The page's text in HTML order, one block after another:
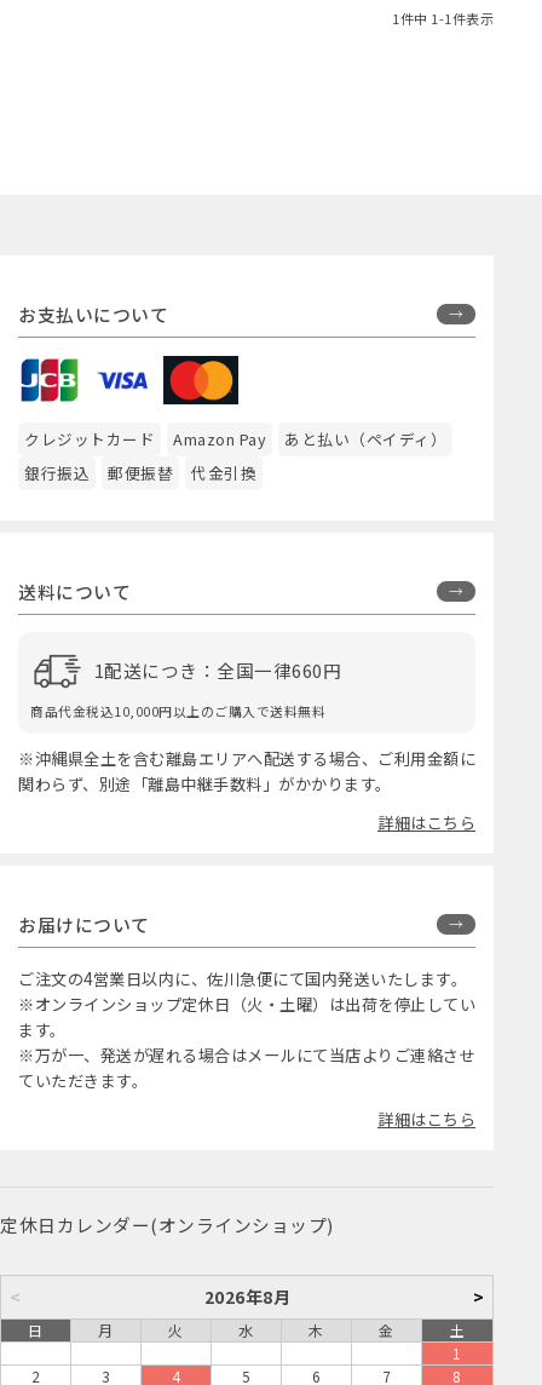
1件中 1-1件表示
お支払いについて
クレジットカード Amazon Pay
あと払い（ペイディ）
銀行振込
郵便振替 代金引換
送料について
1配送につき：全国一律660円
商品代金税込10,000円以上のご購入で送料無料
※沖縄県全土を含む離島エリアへ配送する場合、ご利用金額に
関わらず、別途「離島中継手数料」がかかります。
詳細はこちら
お届けについて
ご注文の4営業日以内に、佐川急便にて国内発送いたします。
※オンラインショップ定休日（火・土曜）は出荷を停止してい
ます。
※万が一、発送が遅れる場合はメールにて当店よりご連絡させ
ていただきます。
詳細はこちら
定休日カレンダー(オンラインショップ)
< 2026年8月 >
日 月 火 水 木 金
土
1
2
3 4 5 6 7
8